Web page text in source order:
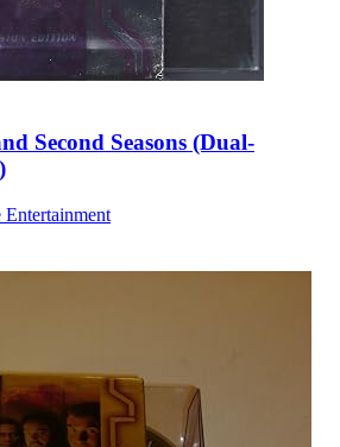
Second Seasons (Dual-